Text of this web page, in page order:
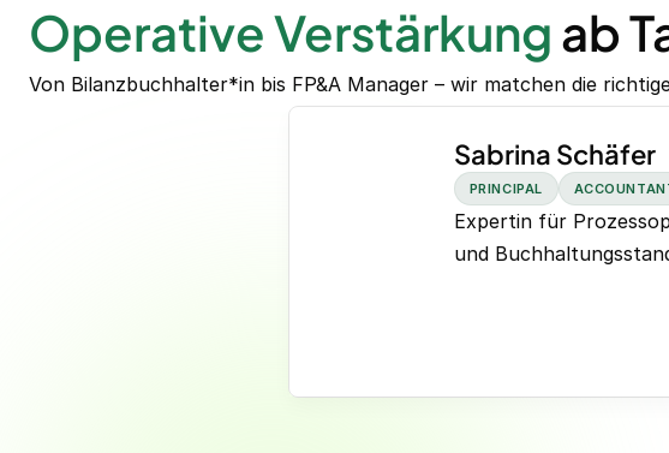
Operative Verstärkungab
Von Bilanzbuchhalter*in bis FP&A Manager – wir matchen die
Sabrina Schäfer
PRINCIPAL
Expertin für
und